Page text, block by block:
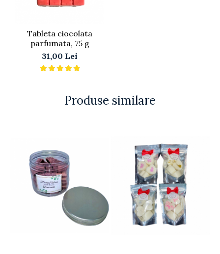
Tableta ciocolata
parfumata, 75 g
31,00 Lei
Produse similare